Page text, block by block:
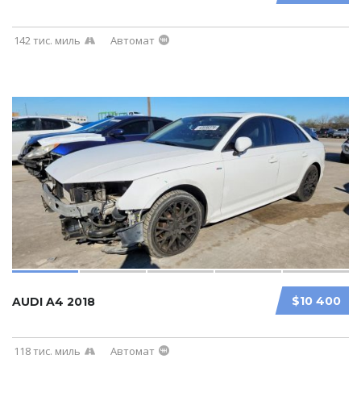
142 тис. миль Автомат
$10 400
AUDI A4 2018
118 тис. миль Автомат